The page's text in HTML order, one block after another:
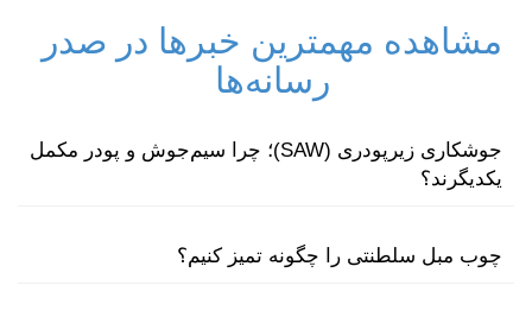
مشاهده مهمترین خبرها در صدر
رسانه‌ها
جوشکاری زیرپودری (SAW)؛ چرا سیم‌جوش و پودر مکمل
یکدیگرند؟
چوب مبل سلطنتی را چگونه تمیز کنیم؟